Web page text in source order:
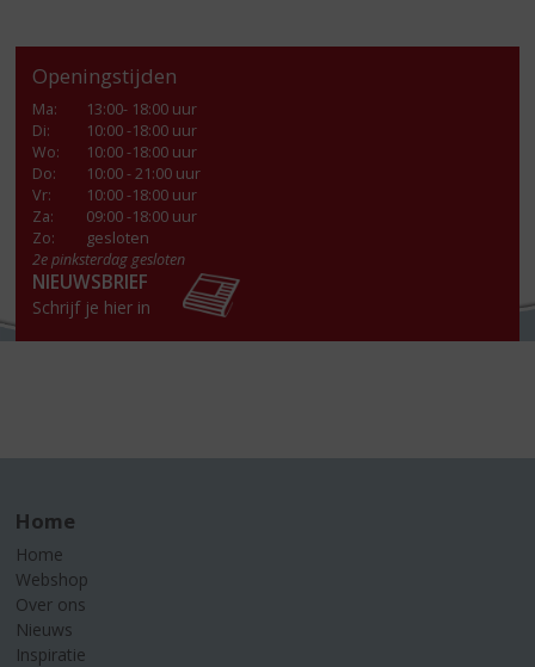
Openingstijden
Ma:
13:00- 18:00 uur
Di:
10:00 -18:00 uur
Wo:
10:00 -18:00 uur
Do:
10:00 - 21:00 uur
Vr:
10:00 -18:00 uur
Za:
09:00 -18:00 uur
Zo:
gesloten
2e pinksterdag gesloten
NIEUWSBRIEF
Schrijf je hier in
Home
Home
Webshop
Over ons
Nieuws
Inspiratie